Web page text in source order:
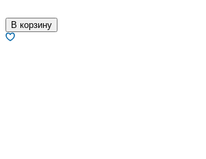
В корзину